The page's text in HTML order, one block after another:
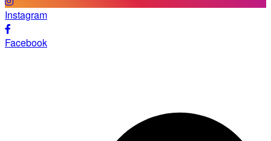
Instagram
Facebook